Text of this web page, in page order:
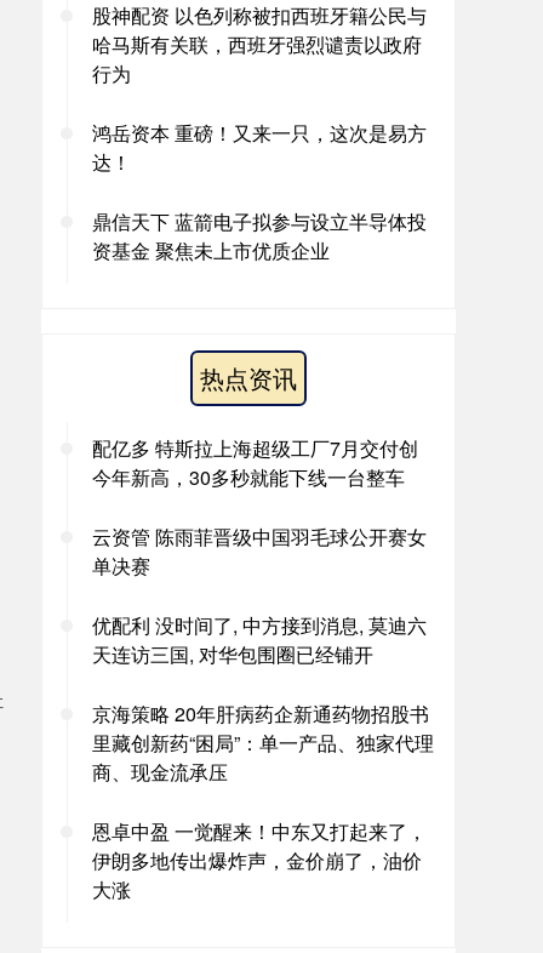
股神配资 以色列称被扣西班牙籍公民与
哈马斯有关联，西班牙强烈谴责以政府
行为
鸿岳资本 重磅！又来一只，这次是易方
达！
鼎信天下 蓝箭电子拟参与设立半导体投
资基金 聚焦未上市优质企业
热点资讯
配亿多 特斯拉上海超级工厂7月交付创
今年新高，30多秒就能下线一台整车
云资管 陈雨菲晋级中国羽毛球公开赛女
单决赛
优配利 没时间了, 中方接到消息, 莫迪六
天连访三国, 对华包围圈已经铺开
京海策略 20年肝病药企新通药物招股书
里藏创新药“困局”：单一产品、独家代理
商、现金流承压
恩卓中盈 一觉醒来！中东又打起来了，
伊朗多地传出爆炸声，金价崩了，油价
大涨